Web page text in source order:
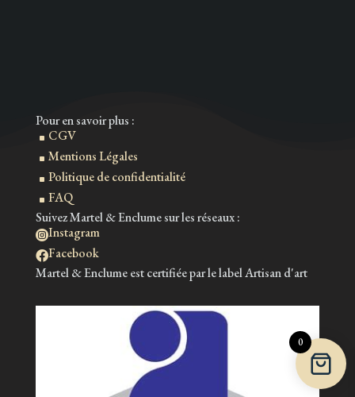
Pour en savoir plus :
^ CGV
^ Mentions Légales
^ Politique de confidentialité
^ FAQ
Suivez Martel & Enclume sur les réseaux :
Instagram
Facebook
Martel & Enclume est certifiée par le label Artisan d'art
0